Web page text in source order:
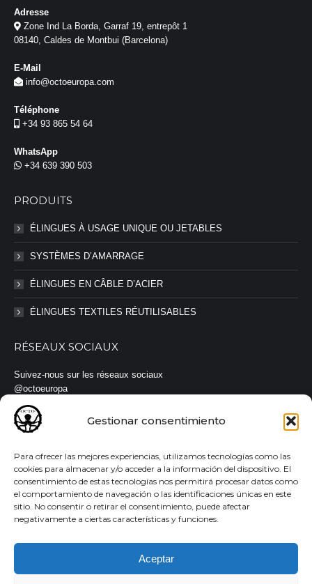
Gestionar consentimiento
Para ofrecer las mejores experiencias, utilizamos tecnologías como las
cookies para almacenar y/o acceder a la información del dispositivo. El
consentimiento de estas tecnologías nos permitirá procesar datos como
el comportamiento de navegación o las identificaciones únicas en este
sitio. No consentir o retirar el consentimiento, puede afectar
negativamente a ciertas características y funciones.
Aceptar
Adresse
Zone Ind La Borda, Garraf 19, entrepôt 1
08140, Caldes de Montbui (Barcelona)
E-Mail
info@octoeuropa.com
Téléphone
+34 93 865 54 64
WhatsApp
+34 639 390 503
PRODUITS
ÉLINGUES À USAGE UNIQUE OU JETABLES
SYSTÈMES D’AMARRAGE
ÉLINGUES EN CÂBLE D’ACIER
ÉLINGUES TEXTILES RÉUTILISABLES
RÉSEAUX SOCIAUX
Suivez-nous sur les réseaux sociaux
@octoeuropa
#octoeuropa #élingues #sangles
© Todos los derechos reservados | Aviso legal
Política de
privacidad
Política de cookies